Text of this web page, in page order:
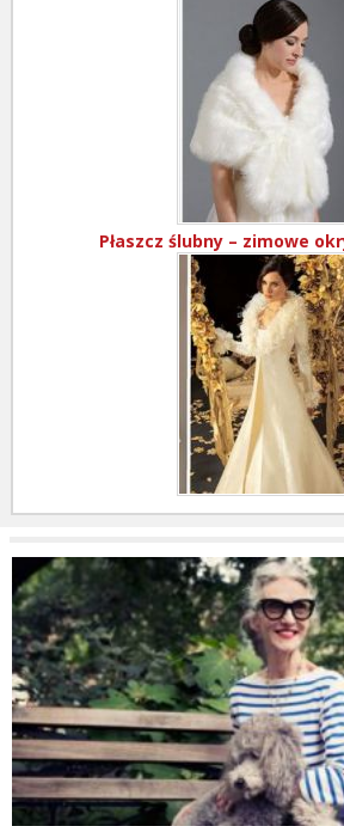
Płaszcz ślubny – zimowe